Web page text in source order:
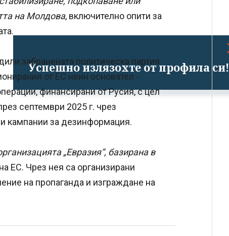
Успешно излязохте от профила си!
на Молдова, включително опити за
забранената политическа партия
от ЕС неин основател -
финансирани от Русия, с цел
септември 2025 г. чрез
кампании за дезинформация.
„Евразия“, базирана в
ЕС. Чрез нея са организирани
на пропаганда и изграждане на